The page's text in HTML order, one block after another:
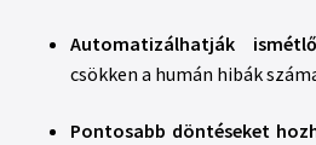
Automatizálhatják
csökken a humán hibák
Pontosabb döntéseket